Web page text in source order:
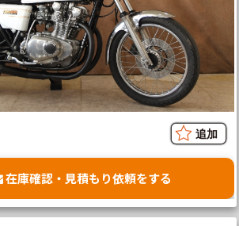
在庫確認・見積もり依頼をする